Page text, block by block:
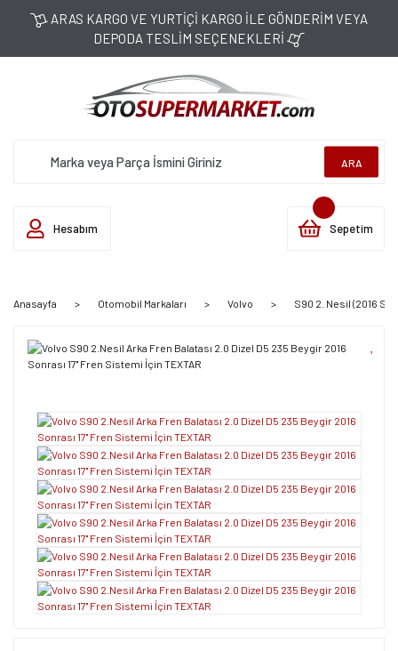
ARAS KARGO VE YURTİÇİ KARGO İLE GÖNDERİM VEYA
DEPODA TESLİM SEÇENEKLERİ
ARA
Hesabım Sepetim
Anasayfa Otomobil Markaları Volvo S90 2. Nesil (2016